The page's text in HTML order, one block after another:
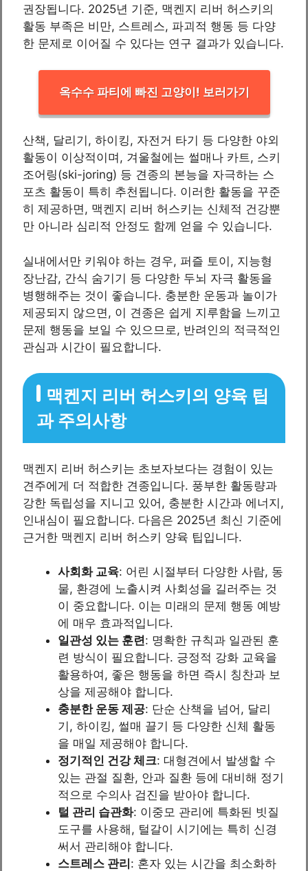
권장됩니다. 2025년 기준, 맥켄지 리버 허스키의
활동 부족은 비만, 스트레스, 파괴적 행동 등 다양
한 문제로 이어질 수 있다는 연구 결과가 있습니다.
옥수수 파티에 빠진 고양이! 보러가기
산책, 달리기, 하이킹, 자전거 타기 등 다양한 야외
활동이 이상적이며, 겨울철에는 썰매나 카트, 스키
조어링(ski-joring) 등 견종의 본능을 자극하는 스
포츠 활동이 특히 추천됩니다. 이러한 활동을 꾸준
히 제공하면, 맥켄지 리버 허스키는 신체적 건강뿐
만 아니라 심리적 안정도 함께 얻을 수 있습니다.
실내에서만 키워야 하는 경우, 퍼즐 토이, 지능형
장난감, 간식 숨기기 등 다양한 두뇌 자극 활동을
병행해주는 것이 좋습니다. 충분한 운동과 놀이가
제공되지 않으면, 이 견종은 쉽게 지루함을 느끼고
문제 행동을 보일 수 있으므로, 반려인의 적극적인
관심과 시간이 필요합니다.
맥켄지 리버 허스키의 양육 팁
과 주의사항
맥켄지 리버 허스키는 초보자보다는 경험이 있는
견주에게 더 적합한 견종입니다. 풍부한 활동량과
강한 독립성을 지니고 있어, 충분한 시간과 에너지,
인내심이 필요합니다. 다음은 2025년 최신 기준에
근거한 맥켄지 리버 허스키 양육 팁입니다.
사회화 교육: 어린 시절부터 다양한 사람, 동
물, 환경에 노출시켜 사회성을 길러주는 것
이 중요합니다. 이는 미래의 문제 행동 예방
에 매우 효과적입니다.
일관성 있는 훈련: 명확한 규칙과 일관된 훈
련 방식이 필요합니다. 긍정적 강화 교육을
활용하여, 좋은 행동을 하면 즉시 칭찬과 보
상을 제공해야 합니다.
충분한 운동 제공: 단순 산책을 넘어, 달리
기, 하이킹, 썰매 끌기 등 다양한 신체 활동
을 매일 제공해야 합니다.
정기적인 건강 체크: 대형견에서 발생할 수
있는 관절 질환, 안과 질환 등에 대비해 정기
적으로 수의사 검진을 받아야 합니다.
털 관리 습관화: 이중모 관리에 특화된 빗질
도구를 사용해, 털갈이 시기에는 특히 신경
써서 관리해야 합니다.
스트레스 관리 : 혼자 있는 시간을 최소화하